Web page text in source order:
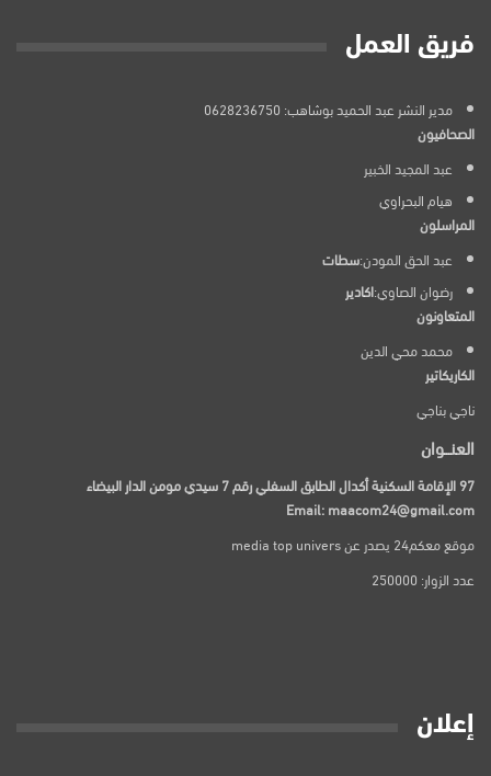
فريق العمل
مدير النشر عبد الحميد بوشاهب: 0628236750
الصحافيون
عبد المجيد الخبير
هيام البحراوي
المراسلون
عبد الحق المودن:سطات
رضوان الصاوي:اكادير
المتعاونون
محمد محي الدين
الكاريكاتير
ناجي بناجي
العنـــوان
97 الإقامة السكنية أكدال الطابق السفلي رقم 7 سيدي مومن الدار البيضاء
Email: maacom24@gmail.com
موقع معكم24 يصدر عن media top univers
عدد الزوار: 250000
إعلان